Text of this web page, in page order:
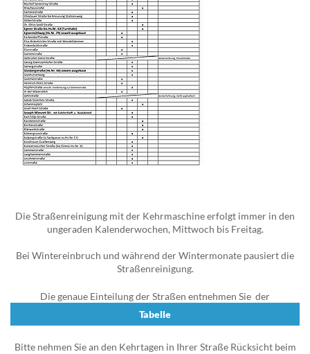
Die Straßenreinigung mit der Kehrmaschine erfolgt immer in den
ungeraden Kalenderwochen, Mittwoch bis Freitag.
Bei Wintereinbruch und während der Wintermonate pausiert die
Straßenreinigung.
Die genaue Einteilung der Straßen entnehmen Sie der
Tabelle
Bitte nehmen Sie an den Kehrtagen in Ihrer Straße Rücksicht beim